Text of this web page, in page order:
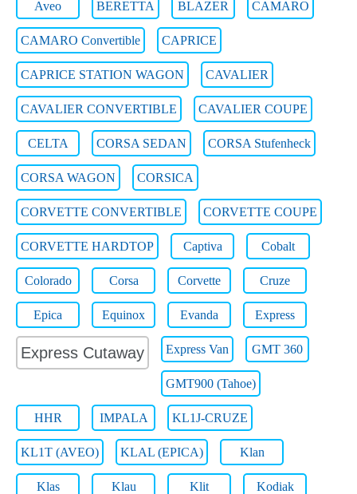
Aveo BERETTA BLAZER CAMARO
CAMARO Convertible CAPRICE
CAPRICE STATION WAGON CAVALIER
CAVALIER CONVERTIBLE CAVALIER COUPE
CELTA CORSA SEDAN CORSA Stufenheck
CORSA WAGON CORSICA
CORVETTE CONVERTIBLE CORVETTE COUPE
CORVETTE HARDTOP Captiva Cobalt
Colorado Corsa Corvette Cruze
Epica Equinox Evanda Express
Express Cutaway Express Van GMT 360
GMT900 (Tahoe)
HHR IMPALA KL1J-CRUZE
KL1T (AVEO) KLAL (EPICA) Klan
Klas Klau Klit Kodiak